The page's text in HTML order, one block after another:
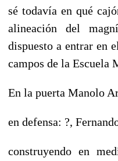
sé todavía en qué
alineación del
dispuesto a entrar en
campos de la Escuela
En la puerta Manolo
en defensa: ?,
construyendo en